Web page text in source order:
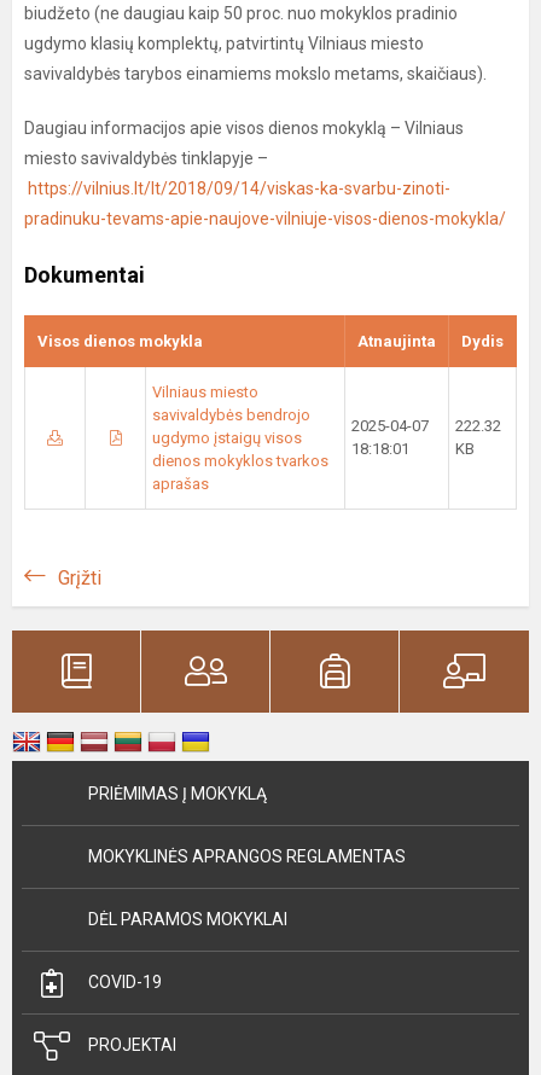
biudžeto (ne daugiau kaip 50 proc. nuo mokyklos pradinio
ugdymo klasių komplektų, patvirtintų Vilniaus miesto
savivaldybės tarybos einamiems mokslo metams, skaičiaus).
Daugiau informacijos apie visos dienos mokyklą – Vilniaus
miesto savivaldybės tinklapyje –
https://vilnius.lt/lt/2018/09/14/viskas-ka-svarbu-zinoti-
pradinuku-tevams-apie-naujove-vilniuje-visos-dienos-mokykla/
Dokumentai
Visos dienos mokykla Atnaujinta Dydis
Vilniaus miesto
savivaldybės bendrojo
ugdymo įstaigų visos
dienos mokyklos tvarkos
aprašas
2025-04-07
18:18:01
222.32
KB
Grįžti
PRIĖMIMAS Į MOKYKLĄ
MOKYKLINĖS APRANGOS REGLAMENTAS
DĖL PARAMOS MOKYKLAI
COVID-19
PROJEKTAI